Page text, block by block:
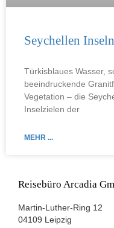
Seychellen
Türkisblaues Wasser,
beeindruckende
Vegetation – die
Inselzielen der
MEHR ...
Reisebüro Arcadia
Martin-Luther-Ring 12
04109 Leipzig